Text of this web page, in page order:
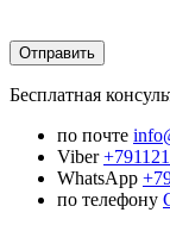
Бесплатная
по почте
Viber
WhatsApp
по телефону